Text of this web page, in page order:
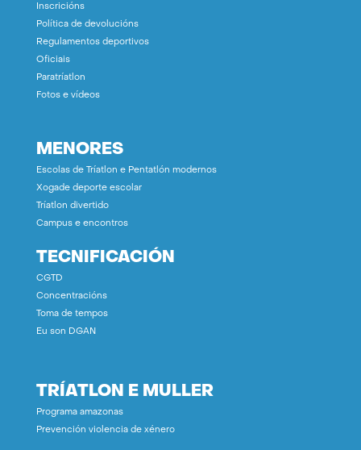
Inscricións
Política de devolucións
Regulamentos deportivos
Oficiais
Paratríatlon
Fotos e vídeos
MENORES
Escolas de Tríatlon e Pentatlón modernos
Xogade deporte escolar
Tríatlon divertido
Campus e encontros
TECNIFICACIÓN
CGTD
Concentracións
Toma de tempos
Eu son DGAN
TRÍATLON E MULLER
Programa amazonas
Prevención violencia de xénero